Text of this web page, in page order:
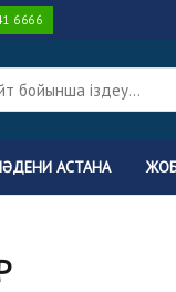
6666
АСТАНА